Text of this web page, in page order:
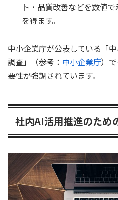
ト・品質改善などを数値
を得ます。
中小企業庁が公表している「
調査」（参考： 中小企業庁）
要性が強調されています。
社内AI活用推進のため